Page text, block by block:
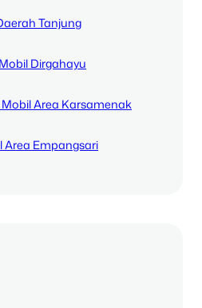
Tanjung
Dirgahayu
Area Karsamenak
Area Empangsari